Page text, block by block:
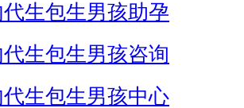
代生包生男孩助孕
代生包生男孩咨询
代生包生男孩中心